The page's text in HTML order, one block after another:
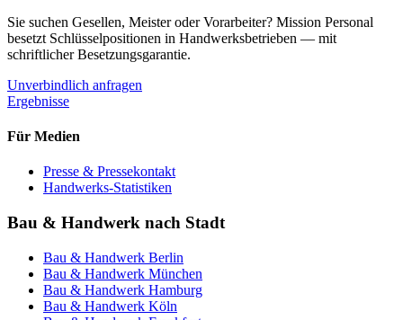
Sie suchen Gesellen, Meister oder Vorarbeiter? Mission Personal
besetzt Schlüsselpositionen in Handwerksbetrieben — mit
schriftlicher Besetzungsgarantie.
Unverbindlich anfragen
Ergebnisse
Für Medien
Presse & Pressekontakt
Handwerks-Statistiken
Bau & Handwerk nach Stadt
Bau & Handwerk Berlin
Bau & Handwerk München
Bau & Handwerk Hamburg
Bau & Handwerk Köln